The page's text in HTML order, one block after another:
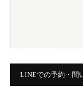
LINEでの予約・問